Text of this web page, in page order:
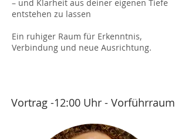
– und Klarheit aus deiner eigenen Tiefe
entstehen zu lassen
Ein ruhiger Raum für Erkenntnis,
Verbindung und neue Ausrichtung.
Vortrag -12:00 Uhr - Vorführraum